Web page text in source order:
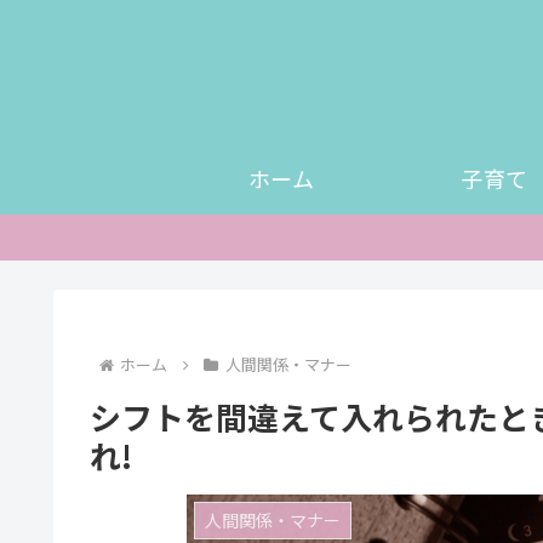
ホーム 子育て
ホーム 人間関係・マナー
シフトを間違えて入れられた
れ!
人間関係・マナー